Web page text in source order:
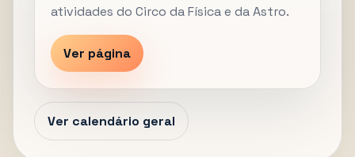
atividades do Circo da Física e da Astro.
Ver página
Ver calendário geral